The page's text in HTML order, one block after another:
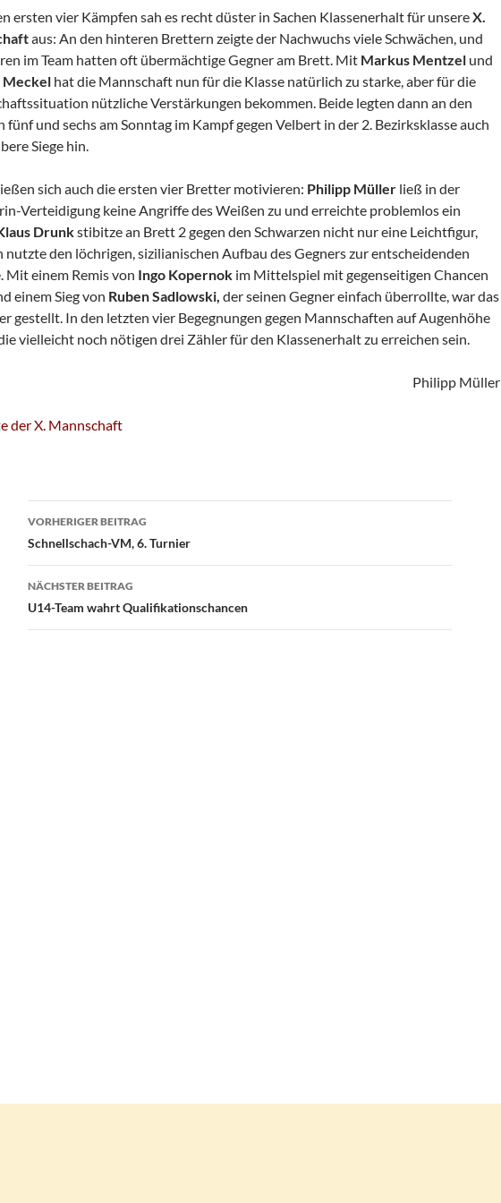
ersten vier Kämpfen sah es recht düster in Sachen Klassenerhalt für unsereX.
aus: An den hinteren Brettern zeigte der Nachwuchs viele Schwächen, und
im Team hatten oft übermächtige Gegner am Brett. Mit Markus Mentzel und
Meckel hat die Mannschaft nun für die Klasse natürlich zu starke, aber für die
nützliche Verstärkungen bekommen. Beide legten dann an den
fünf und sechs am Sonntag im Kampf gegen Velbert in der 2. Bezirksklasse auch
Siege hin.
sich auch die ersten vier Bretter motivieren: Philipp Müller ließ in der
Verteidigung keine Angriffe des Weißen zu und erreichte problemlos ein
Drunkstibitze an Brett 2 gegen den Schwarzen nicht nur eine Leichtfigur,
nutzte den löchrigen, sizilianischen Aufbau des Gegners zur entscheidenden
Mit einem Remis von Ingo Kopernok im Mittelspiel mit gegenseitigen Chancen
einem Sieg von Ruben Sadlowski, der seinen Gegner einfach überrollte, war das
gestellt. In den letzten vier Begegnungen gegen Mannschaften auf Augenhöhe
vielleicht noch nötigen drei Zähler für den Klassenerhalt zu erreichen sein.
Philipp Müller
der X. Mannschaft
Beitragsnavigation
VORHERIGER BEITRAG
Schnellschach-VM, 6. Turnier
NÄCHSTER BEITRAG
U14-Team wahrt Qualifikationschancen